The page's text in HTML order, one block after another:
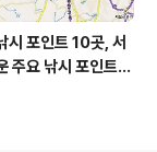
시 포인트 10곳, 서
주요 낚시 포인트